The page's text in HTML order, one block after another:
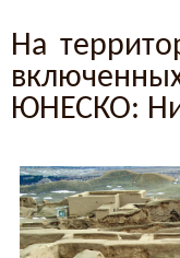
На
ЮНЕСКО: